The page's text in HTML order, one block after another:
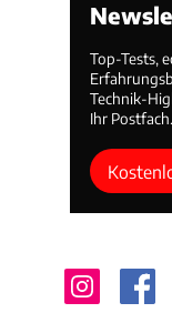
Top-Tests,
Technik-
Ihr Postfach.